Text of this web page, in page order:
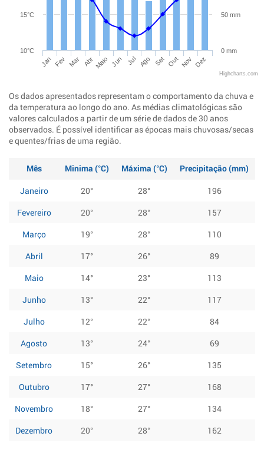
Jan Fev Mar Abr Maio Jun Jul Ago Set Out Nov Dez
10°C
15°C
0 mm
50 mm
Highcharts.com
Os dados apresentados representam o comportamento da chuva e
da temperatura ao longo do ano. As médias climatológicas são
valores calculados a partir de um série de dados de 30 anos
observados. É possível identificar as épocas mais chuvosas/secas
e quentes/frias de uma região.
Mês Minima (°C) Máxima (°C)
Precipitação (mm)
Janeiro
20° 28°
196
Fevereiro
20° 28°
157
Março
19° 28°
110
Abril
17° 26°
89
Maio
14° 23°
113
Junho
13° 22°
117
Julho
12° 22°
84
Agosto
13° 24°
69
Setembro
15° 26°
135
Outubro
17° 27°
168
Novembro
18° 27°
134
Dezembro
20° 28° 162